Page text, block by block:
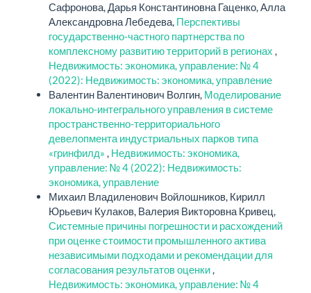
Сафронова, Дарья Константиновна Гаценко, Алла
Александровна Лебедева, Перспективы
государственно-частного партнерства по
комплексному развитию территорий в регионах ,
Недвижимость: экономика, управление: № 4
(2022): Недвижимость: экономика, управление
Валентин Валентинович Волгин, Моделирование
локально-интегрального управления в системе
пространственно-территориального
девелопмента индустриальных парков типа
«гринфилд» , Недвижимость: экономика,
управление: № 4 (2022): Недвижимость:
экономика, управление
Михаил Владиленович Войлошников, Кирилл
Юрьевич Кулаков, Валерия Викторовна Кривец,
Системные причины погрешности и расхождений
при оценке стоимости промышленного актива
независимыми подходами и рекомендации для
согласования результатов оценки,
Недвижимость: экономика, управление: № 4